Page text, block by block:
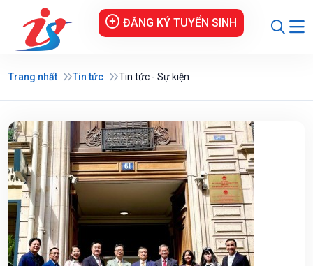
ĐĂNG KÝ TUYỂN SINH
Trang nhất Tin tức Tin tức - Sự kiện